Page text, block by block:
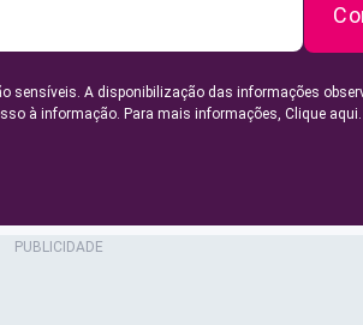
sensíveis. A disponibilização das informações
à informação. Para mais informações, Clique aqui.